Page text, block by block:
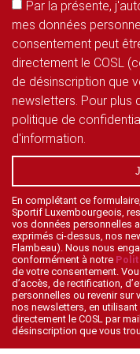
Par la présente,
mes données
consentement peut
directement le COSL
de désinscription que
newsletters. Pour plus
politique de
d'information.
En complétant ce
Sportif Luxembourgeois,
vos données personnelles
exprimés ci-dessus, nos
Flambeau). Nous nous
conformément à notre
de votre consentement.
d’accès, de rectification,
personnelles ou revenir sur
nos newsletters, en
directement le COSL par
désinscription que vous